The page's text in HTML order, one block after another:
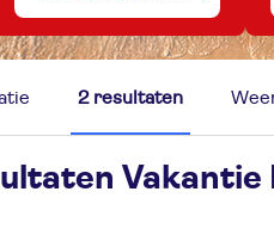
2 resultaten
Vakantie